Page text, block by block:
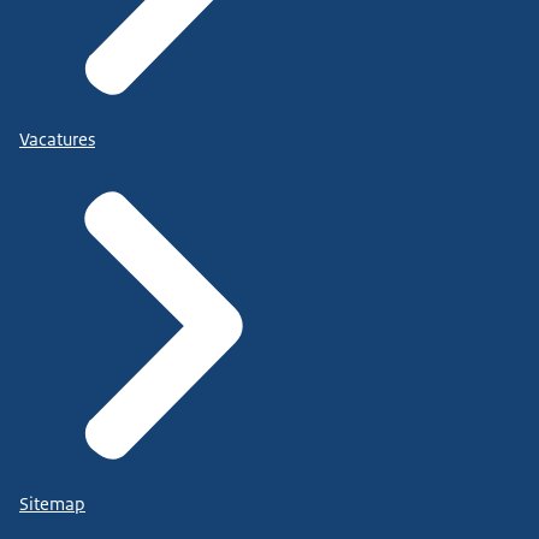
Vacatures
Sitemap